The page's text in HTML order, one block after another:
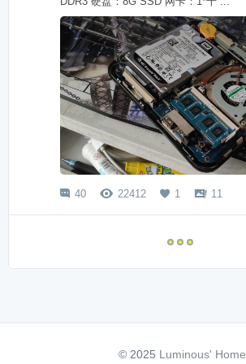
 40  22412  1  11
© 2025 Luminous' Home